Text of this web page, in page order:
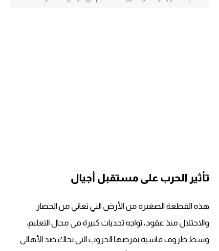
تأثير الحرب على مستقبل أجيال
هذه القطعة الصغيرة من الأرض التي تعاني من الحصار
والاحتلال منذ عقود، تواجه تحديات كبيرة في مجال التعليم،
وسط ظروف قاسية تفرضها الحروب التي تحاك ضد الأهالي